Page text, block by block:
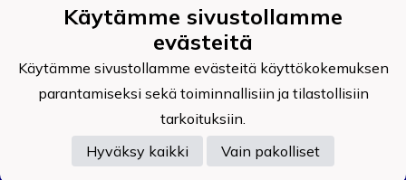
Tietosuojaseloste
Auran Palokunnan Urheilijat ry
0908519-4
Käytämme sivustollamme
evästeitä
Käytämme sivustollamme evästeitä käyttökokemuksen
parantamiseksi sekä toiminnallisiin ja tilastollisiin
tarkoituksiin.
Hyväksy kaikki
Vain pakolliset